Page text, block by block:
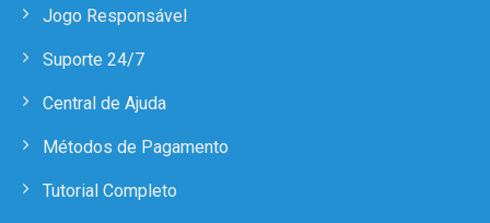
Jogo Responsável
Suporte 24/7
Central de Ajuda
Métodos de Pagamento
Tutorial Completo